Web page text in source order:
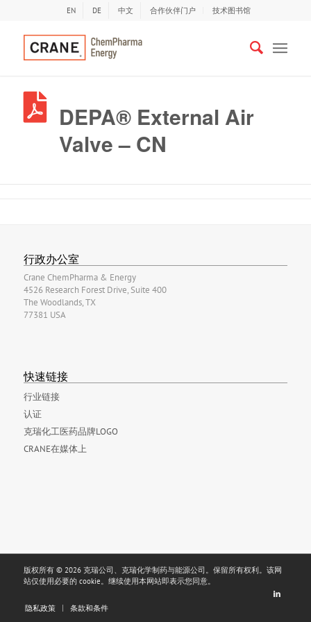
EN DE 中文 合作伙伴门户 技术图书馆
DEPA® External Air
Valve – CN
行政办公室
Crane ChemPharma & Energy
4526 Research Forest Drive, Suite 400
The Woodlands, TX
77381 USA
快速链接
行业链接
认证
克瑞化工医药品牌LOGO
CRANE在媒体上
版权所有 © 2026 克瑞公司、克瑞化学制药与能源公司。保留所有权利。该网
站仅使用必要的 cookie。继续使用本网站即表示您同意。
隐私政策 条款和条件